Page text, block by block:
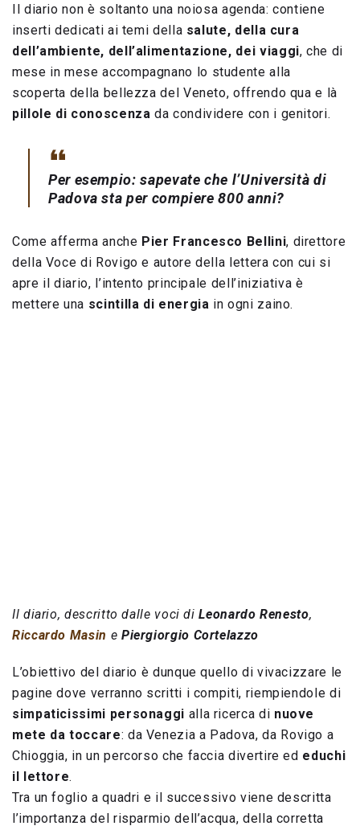
Il diario non è soltanto una noiosa agenda: contiene
inserti dedicati ai temi della salute, della cura
dell’ambiente, dell’alimentazione, dei viaggi, che di
mese in mese accompagnano lo studente alla
scoperta della bellezza del Veneto, offrendo qua e là
pillole di conoscenza da condividere con i genitori.
Per esempio: sapevate che l’Università di
Padova sta per compiere 800 anni?
Come afferma anche Pier Francesco Bellini, direttore
della Voce di Rovigo e autore della lettera con cui si
apre il diario, l’intento principale dell’iniziativa è
mettere una scintilla di energia in ogni zaino.
Il diario, descritto dalle voci diLeonardo Renesto,
Riccardo Masin e Piergiorgio Cortelazzo
L’obiettivo del diario è dunque quello di vivacizzare le
pagine dove verranno scritti i compiti, riempiendole di
simpaticissimi personaggi alla ricerca di nuove
mete da toccare: da Venezia a Padova, da Rovigo a
Chioggia, in un percorso che faccia divertire ed educhi
il lettore.
Tra un foglio a quadri e il successivo viene descritta
l’importanza del risparmio dell’acqua, della corretta